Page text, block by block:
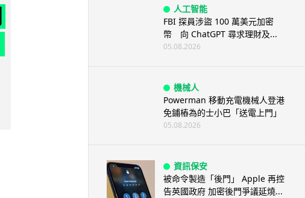
人工智能
FBI 探員涉盜 100 萬美元加密
幣 向 ChatGPT 尋求理財及...
05.08.2026
機械人
Powerman 移動充電機械人登港
免鋪樁為的士小巴「送電上門」
05.08.2026
資訊保安
被命令製造「後門」 Apple 再控
告英國政府 加密後門爭議延燒...